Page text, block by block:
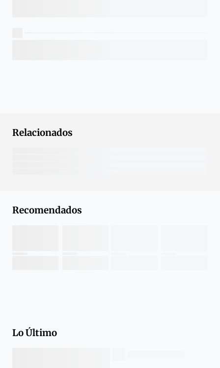
Relacionados
Recomendados
Lo Último